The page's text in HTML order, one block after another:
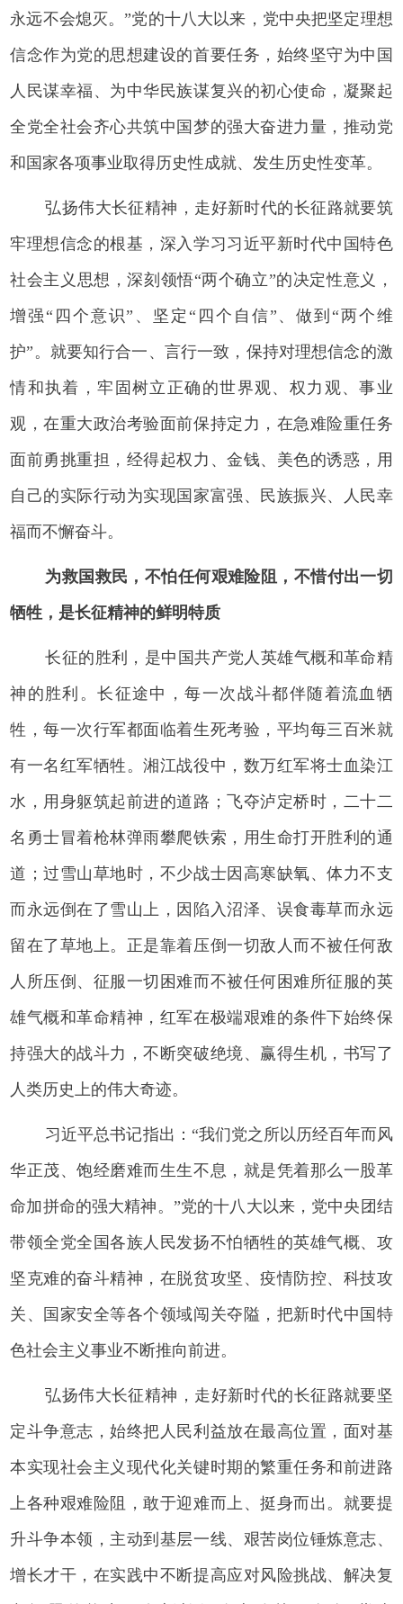
永远不会熄灭。”党的十八大以来，党中央把坚定理想
信念作为党的思想建设的首要任务，始终坚守为中国
人民谋幸福、为中华民族谋复兴的初心使命，凝聚起
全党全社会齐心共筑中国梦的强大奋进力量，推动党
和国家各项事业取得历史性成就、发生历史性变革。
弘扬伟大长征精神，走好新时代的长征路就要筑
牢理想信念的根基，深入学习习近平新时代中国特色
社会主义思想，深刻领悟“两个确立”的决定性意义，
增强“四个意识”、坚定“四个自信”、做到“两个维
护”。就要知行合一、言行一致，保持对理想信念的激
情和执着，牢固树立正确的世界观、权力观、事业
观，在重大政治考验面前保持定力，在急难险重任务
面前勇挑重担，经得起权力、金钱、美色的诱惑，用
自己的实际行动为实现国家富强、民族振兴、人民幸
福而不懈奋斗。
为救国救民，不怕任何艰难险阻，不惜付出一切
牺牲，是长征精神的鲜明特质
长征的胜利，是中国共产党人英雄气概和革命精
神的胜利。长征途中，每一次战斗都伴随着流血牺
牲，每一次行军都面临着生死考验，平均每三百米就
有一名红军牺牲。湘江战役中，数万红军将士血染江
水，用身躯筑起前进的道路；飞夺泸定桥时，二十二
名勇士冒着枪林弹雨攀爬铁索，用生命打开胜利的通
道；过雪山草地时，不少战士因高寒缺氧、体力不支
而永远倒在了雪山上，因陷入沼泽、误食毒草而永远
留在了草地上。正是靠着压倒一切敌人而不被任何敌
人所压倒、征服一切困难而不被任何困难所征服的英
雄气概和革命精神，红军在极端艰难的条件下始终保
持强大的战斗力，不断突破绝境、赢得生机，书写了
人类历史上的伟大奇迹。
习近平总书记指出：“我们党之所以历经百年而风
华正茂、饱经磨难而生生不息，就是凭着那么一股革
命加拼命的强大精神。”党的十八大以来，党中央团结
带领全党全国各族人民发扬不怕牺牲的英雄气概、攻
坚克难的奋斗精神，在脱贫攻坚、疫情防控、科技攻
关、国家安全等各个领域闯关夺隘，把新时代中国特
色社会主义事业不断推向前进。
弘扬伟大长征精神，走好新时代的长征路就要坚
定斗争意志，始终把人民利益放在最高位置，面对基
本实现社会主义现代化关键时期的繁重任务和前进路
上各种艰难险阻，敢于迎难而上、挺身而出。就要提
升斗争本领，主动到基层一线、艰苦岗位锤炼意志、
增长才干，在实践中不断提高应对风险挑战、解决复